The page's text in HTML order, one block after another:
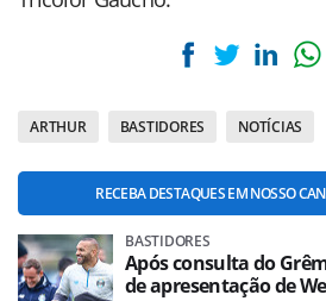
ARTHUR BASTIDORES NOTÍCIAS
RECEBA DESTAQUES EM NOSSO
BASTIDORES
Após consulta do
de apresentação de